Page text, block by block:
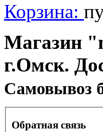
Корзина:
Магазин
г.Омск.
Cамовывоз
Обратная связь